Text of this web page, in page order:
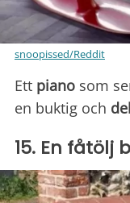
snoopissed/Reddit
Ett piano som
en buktig och
15. En fåtölj